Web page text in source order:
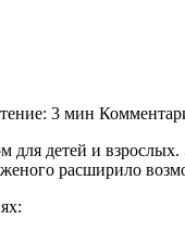
3 мин
детей и
расширило